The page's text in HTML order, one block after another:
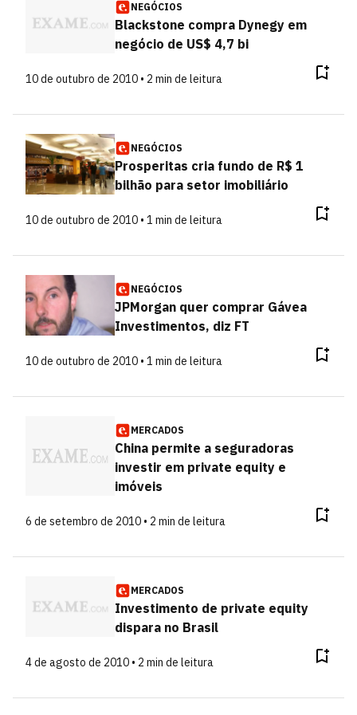
NEGÓCIOS
Blackstone compra Dynegy em
negócio de US$ 4,7 bi
10 de outubro de 2010 • 2 min de leitura
NEGÓCIOS
Prosperitas cria fundo de R$ 1
bilhão para setor imobiliário
10 de outubro de 2010 • 1 min de leitura
NEGÓCIOS
JPMorgan quer comprar Gávea
Investimentos, diz FT
10 de outubro de 2010 • 1 min de leitura
MERCADOS
China permite a seguradoras
investir em private equity e
imóveis
6 de setembro de 2010 • 2 min de leitura
MERCADOS
Investimento de private equity
dispara no Brasil
4 de agosto de 2010 • 2 min de leitura